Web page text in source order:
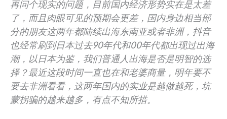
再问个现实的问题，目前国内经济形势实在是太差
了，而且肉眼可见的预期会更差，国内身边相当部
分的朋友这两年都陆续出海东南亚或者非洲，抖音
也经常刷到日本过去90年代和00年代都出现过出海
潮，以日本为鉴，我们普通人出海是否是明智的选
择？最近这段时间一直也在和老婆商量，明年要不
要去非洲看看，这两年国内的实业是越做越死，坑
蒙拐骗的越来越多，有点不知所措。